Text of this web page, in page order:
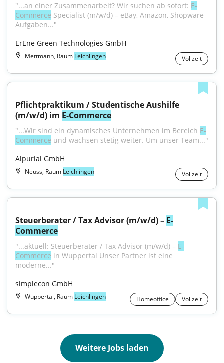
"...an einer Zusammenarbeit? Wir suchen ab sofort: E-
Commerce Specialist (m/w/d) – eBay, Amazon, Shopware
Aufgaben..."
ErEne Green Technologies GmbH
Mettmann, Raum Leichlingen Vollzeit
Pflichtpraktikum / Studentische Aushilfe
(m/w/d) im E-Commerce
"...Wir sind ein dynamisches Unternehmen im Bereich E-
Commerce und wachsen stetig weiter. Um unser Team..."
Alpurial GmbH
Neuss, Raum Leichlingen Vollzeit
Steuerberater / Tax Advisor (m/w/d) – E-
Commerce
"...aktuell: Steuerberater / Tax Advisor (m/w/d) – E-
Commerce in Wuppertal Unser Partner ist eine
moderne..."
simplecon GmbH
Wuppertal, Raum Leichlingen Homeoffice Vollzeit
Weitere Jobs laden